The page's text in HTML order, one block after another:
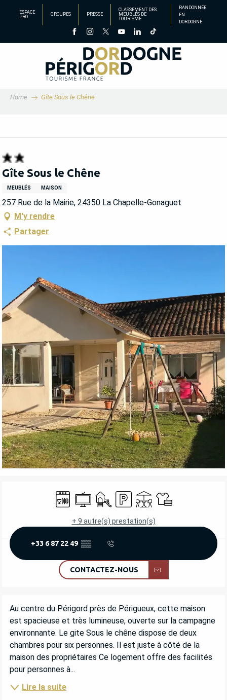
principal
ESPACE
PRO
GROUPES PRESSE
CLASSEMENT DES
MEUBLÉS DE
TOURISME
RANDONNÉE
EN
DORDOGNE
Home Gîte Sous le Chêne
Gîte Sous le Chêne
MEUBLÉS MAISON
257 Rue de la Mairie, 24350 La Chapelle-Gonaguet
M'y rendre
Partager
OUVERTURE ET COORDONNÉES
Lave vaisselle
TélévisionJeux pour enfants / Espace jeux
ParkingTerrasseDraps et linge
+ 9 autre(s) prestation(s)
+33 6 87 22 49 ▒▒
CONTACTEZ-NOUS
DESCRIPTION
Au centre du Périgord près de Périgueux, cette maison
est spacieuse et très lumineuse, ouverte sur la campagne
environnante. Le gite Sous le chêne dispose de deux
chambres pour six personnes. Il est juste à côté de la
maison des propriétaires Ce logement offre des facilités
pour personnes à...
Lire la suite